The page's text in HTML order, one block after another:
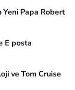
Yeni Papa Robert
E posta
ve Tom Cruise